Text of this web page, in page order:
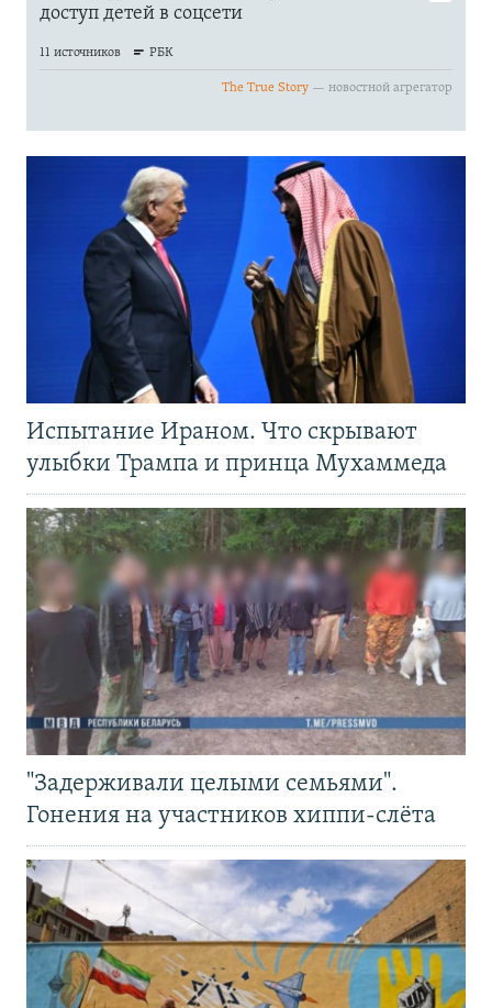
Испытание Ираном. Что скрывают
улыбки Трампа и принца Мухаммеда
"Задерживали целыми семьями".
Гонения на участников хиппи-слёта